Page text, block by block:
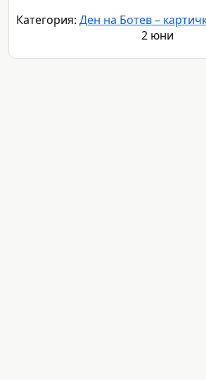
Категория: Ден на Ботев –
2 юни